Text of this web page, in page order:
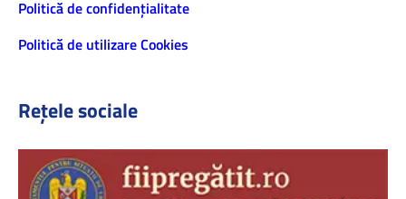
Politică de confidenţialitate
Politică de utilizare Cookies
Rețele sociale